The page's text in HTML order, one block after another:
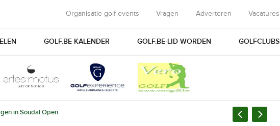
Organisatie golf events Vragen Adverteren Vacatures
GOLF.BE KALENDER GOLF.BE-LID WORDEN GOLFCLUBS
in Soudal Open